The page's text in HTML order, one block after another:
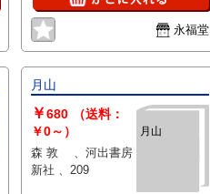
永福堂
月山
月山
￥680
（送料：
￥0～）
森 敦 、河出書房
新社 、209